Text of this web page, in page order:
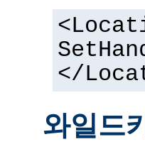
</
와일드